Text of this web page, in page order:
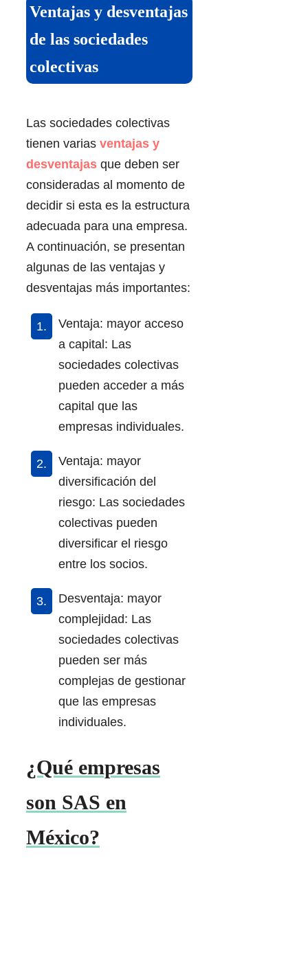
Ventajas y desventajas
de las sociedades
colectivas
Las sociedades colectivas
tienen varias ventajas y
desventajas que deben ser
consideradas al momento de
decidir si esta es la estructura
adecuada para una empresa.
A continuación, se presentan
algunas de las ventajas y
desventajas más importantes:
Ventaja: mayor acceso
a capital: Las
sociedades colectivas
pueden acceder a más
capital que las
empresas individuales.
Ventaja: mayor
diversificación del
riesgo: Las sociedades
colectivas pueden
diversificar el riesgo
entre los socios.
Desventaja: mayor
complejidad: Las
sociedades colectivas
pueden ser más
complejas de gestionar
que las empresas
individuales.
¿Qué empresas
son SAS en
México?